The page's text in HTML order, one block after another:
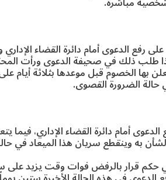
رفع الدعوى أمام دائرة القضاء
طلب ذلك في صحيفة الدعوى ورأت
بها الخصوم قبل موعدها بثلاثة أيام
حالة الضرورة القصوى.
الدعوى أمام دائرة القضاء الإداري،
به وينقطع سريان هذا الميعاد في حالة
حكم قرار بالرفض فوات وقت يزيد على